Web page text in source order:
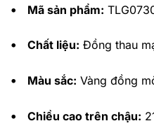
• Mã sản phẩm:
• Chất liệu: Đồng thau
• Màu sắc: Vàng đồng
• Chiều cao trên chậu: